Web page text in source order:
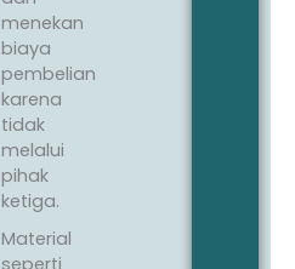
menekan
biaya
pembelian
karena
tidak
melalui
pihak
ketiga.
Material
seperti